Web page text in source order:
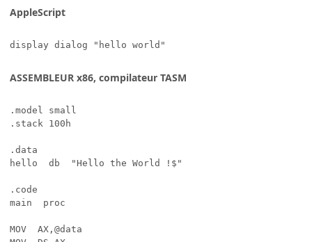
AppleScript
display dialog "hello world"
ASSEMBLEUR x86, compilateur TASM
.model small
.stack 100h
.data
hello  db  "Hello the World !$"
.code
main  proc
MOV  AX,@data